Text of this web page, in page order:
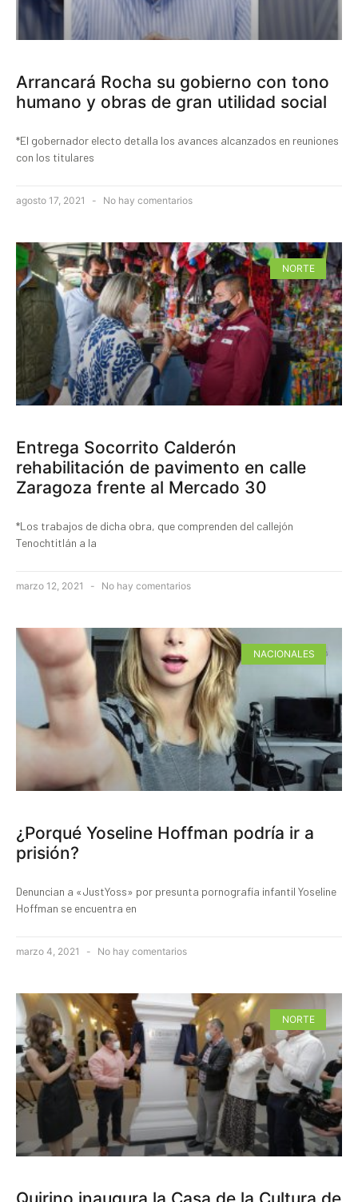
Arrancará Rocha su gobierno con tono
humano y obras de gran utilidad social
*El gobernador electo detalla los avances alcanzados en reuniones
con los titulares
agosto 17, 2021 No hay comentarios
NORTE
Entrega Socorrito Calderón
rehabilitación de pavimento en calle
Zaragoza frente al Mercado 30
*Los trabajos de dicha obra, que comprenden del callejón
Tenochtitlán a la
marzo 12, 2021 No hay comentarios
NACIONALES
¿Porqué Yoseline Hoffman podría ir a
prisión?
Denuncian a «JustYoss» por presunta pornografía infantil Yoseline
Hoffman se encuentra en
marzo 4, 2021 No hay comentarios
NORTE